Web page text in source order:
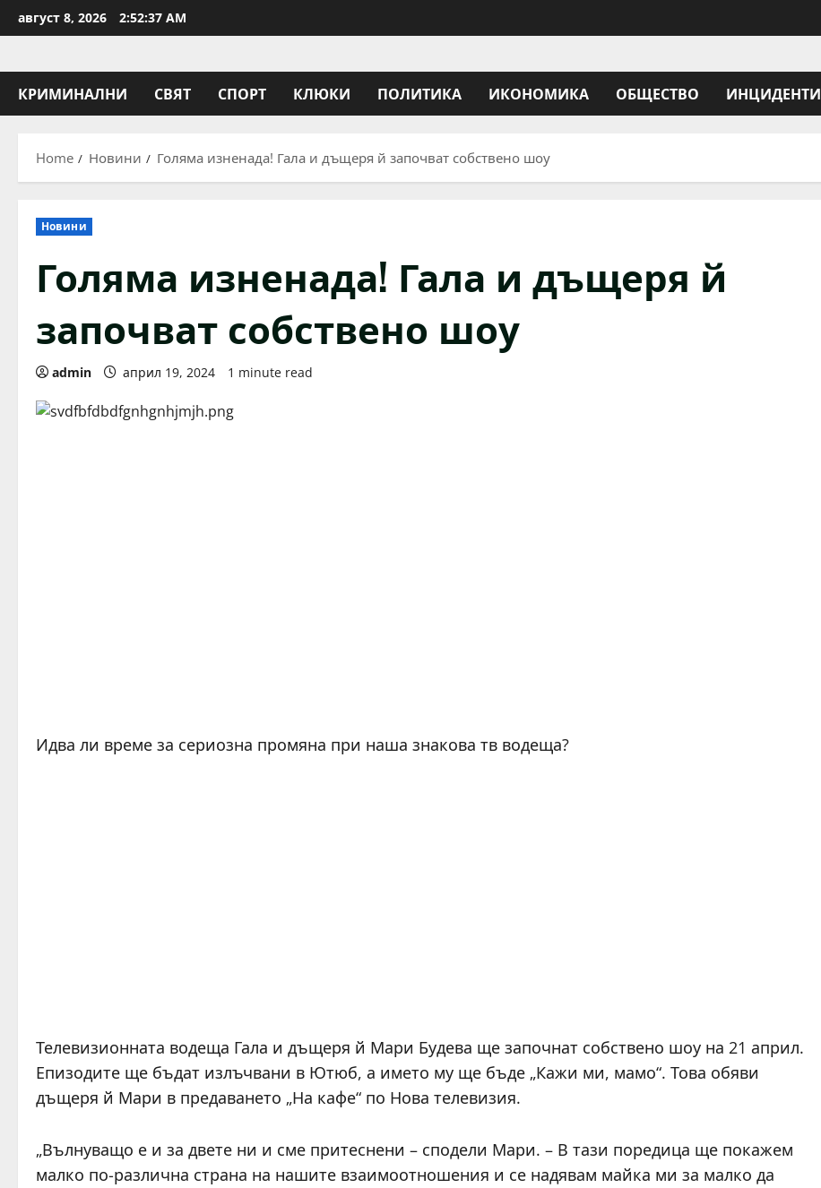
to
август 8, 2026 2:52:38 AM
КРИМИНАЛНИ СВЯТ СПОРТ КЛЮКИ ПОЛИТИКА ИКОНОМИКА ОБЩЕСТВО ИНЦИДЕНТИ
Home Новини Голяма изненада! Гала и дъщеря й започват собствено шоу
Новини
Голяма изненада! Гала и дъщеря й
започват собствено шоу
admin април 19, 2024 1 minute read
Идва ли време за сериозна промяна при наша знакова тв водеща?
Телевизионната водеща Гала и дъщеря й Мари Будева ще започнат собствено шоу на 21 април.
Епизодите ще бъдат излъчвани в Ютюб, а името му ще бъде „Кажи ми, мамо“. Това обяви
дъщеря й Мари в предаването „На кафе“ по Нова телевизия.
„Вълнуващо е и за двете ни и сме притеснени – сподели Мари. – В тази поредица ще покажем
малко по-различна страна на нашите взаимоотношения и се надявам майка ми за малко да